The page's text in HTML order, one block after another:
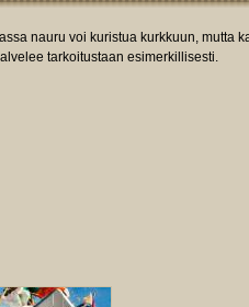
nauru voi kuristua kurkkuun, mutta
tarkoitustaan esimerkillisesti.